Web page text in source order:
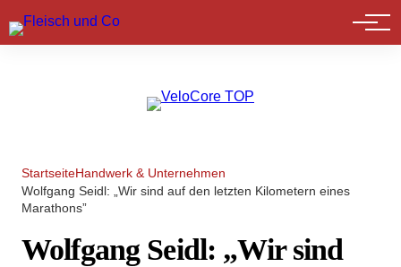
Marktführer
StartseiteHandwerk & Unternehmen
Wolfgang Seidl: „Wir sind auf den letzten Kilometern eines
Marathons”
Wolfgang Seidl: „Wir sind